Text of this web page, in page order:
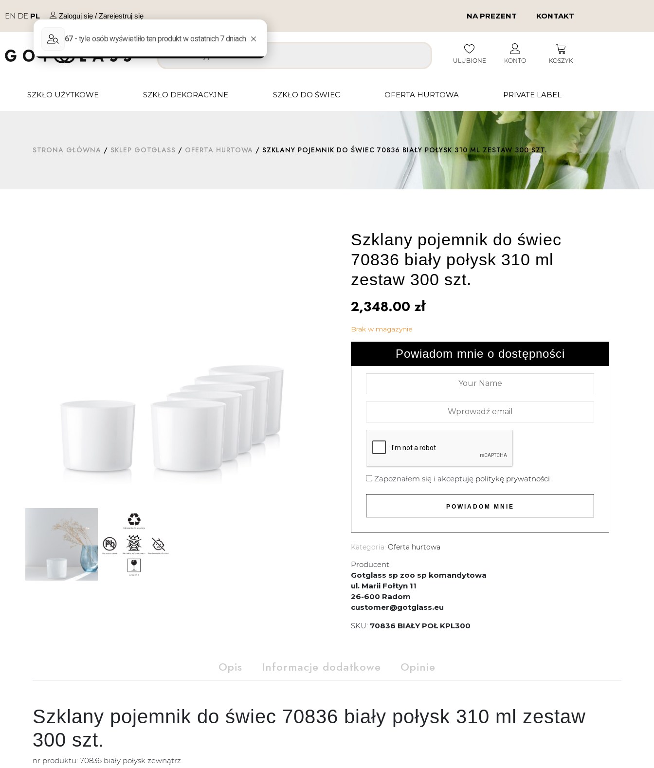
EN DE PL Zaloguj się / Zarejestruj się NA PREZENT KONTAKT
ULUBIONE KONTO KOSZYK
SZKŁO UŻYTKOWE SZKŁO DEKORACYJNE SZKŁO DO ŚWIEC OFERTA HURTOWA PRIVATE LABEL
STRONA GŁÓWNA / SKLEP GOTGLASS / OFERTA HURTOWA / SZKLANY POJEMNIK DO ŚWIEC 70836 BIAŁY POŁYSK 310 ML ZESTAW 300 SZT.
Szklany pojemnik do świec
70836 biały połysk 310 ml
zestaw 300 szt.
2,348.00 zł
Brak w magazynie
Powiadom mnie o dostępności
Zapoznałem się i akceptuję politykę prywatności
Kategoria:Oferta hurtowa
Producent:
Gotglass sp zoo sp komandytowa
ul. Marii Fołtyn 11
26-600 Radom
customer@gotglass.eu
SKU: 70836 BIAŁY POŁ KPL300
Opis Informacje dodatkowe Opinie
Szklany pojemnik do świec 70836 biały połysk 310 ml zestaw
300 szt.
nr produktu: 70836 biały połysk zewnątrz